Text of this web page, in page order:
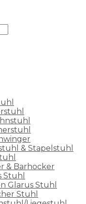
& Stapelstuhl
& Barhocker
Stuhl
Glarus Stuhl
Stuhl